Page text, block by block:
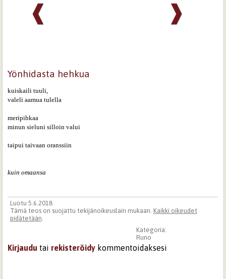
❱
❰
Yönhidasta hehkua
kuiskaili tuuli,
valeli aamua tulella
meripihkaa
minun sieluni silloin valui
taipui taivaan oranssiin
kuin omaansa
Luotu 5.6.2018
Tämä teos on suojattu tekijänoikeuslain mukaan. Kaikki oikeudet
pidätetään
Kategoria:
Runo
Kirjaudu tai rekisteröidy kommentoidaksesi